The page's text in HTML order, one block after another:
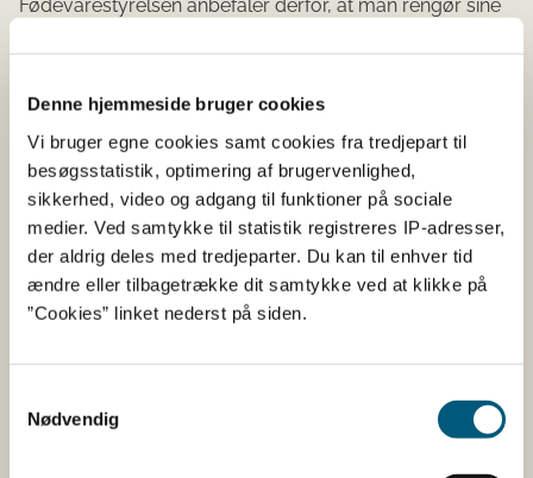
Denne hjemmeside bruger cookies
Vi bruger egne cookies samt cookies fra tredjepart til
besøgsstatistik, optimering af brugervenlighed,
sikkerhed, video og adgang til funktioner på sociale
medier. Ved samtykke til statistik registreres IP-adresser,
der aldrig deles med tredjeparter. Du kan til enhver tid
ændre eller tilbagetrække dit samtykke ved at klikke på
”Cookies” linket nederst på siden.
Nødvendig
Fødevarestyrelsen anbefaler derfor, at man rengør sine
om, at fjerkræ og fugle i fangenskab som hovedregel
skal være i en indhegning, der er er overdækket med
fast tag, net eller tråd, samt at dyrene altid får foder
under tag, så vilde fugle ikke kan komme i nærheden af
foder og drikkevand og dermed kan smitte
besætningen. Fødevarestyrelsen anbefaler alle
fjerkræejere, også dem, der er undtaget fra kravene om
biosikringsforanstaltninger, fortsat beskytter sine fugle
bekendtgørelse